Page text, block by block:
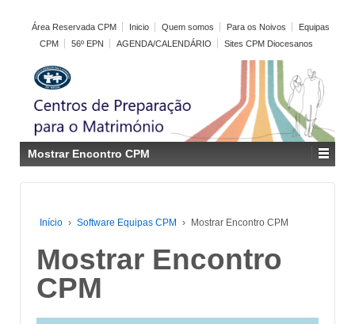
Área Reservada CPM Inicio Quem somos Para os Noivos
Equipas
CPM
56º EPN AGENDA/CALENDÁRIO Sites CPM Diocesanos
Mostrar Encontro CPM
Início › Software Equipas CPM › Mostrar Encontro CPM
Mostrar Encontro
CPM